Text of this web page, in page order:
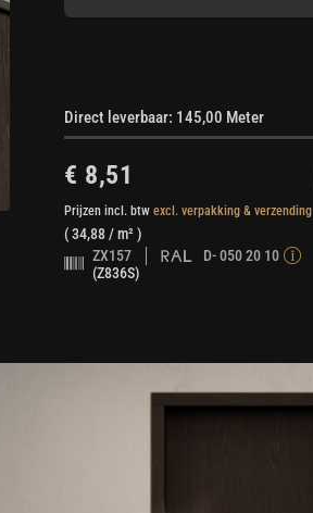
Direct leverbaar: 145,00 Meter
€ 8,51
Prijzen incl. btwexcl. verpakking & verzending
(34,88/ m² )
ZX157
(Z836S)
D- 050 20 10